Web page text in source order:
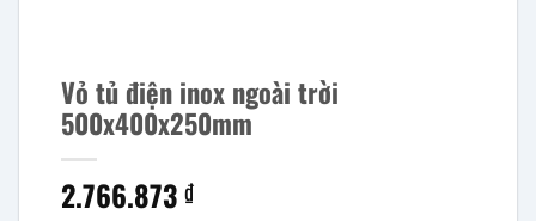
Vỏ tủ điện inox ngoài trời
500x400x250mm
2.766.873 ₫